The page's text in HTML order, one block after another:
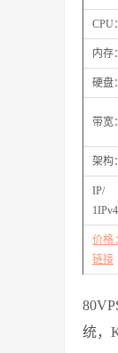
CPU
内存
硬盘
带宽
架构
价格
链接
统，